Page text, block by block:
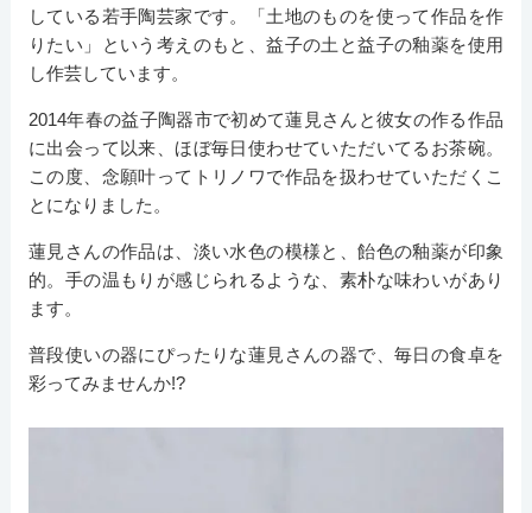
している若手陶芸家です。「土地のものを使って作品を作
りたい」という考えのもと、益子の土と益子の釉薬を使用
し作芸しています。
2014年春の益子陶器市で初めて蓮見さんと彼女の作る作品
に出会って以来、ほぼ毎日使わせていただいてるお茶碗。
この度、念願叶ってトリノワで作品を扱わせていただくこ
とになりました。
蓮見さんの作品は、淡い水色の模様と、飴色の釉薬が印象
的。手の温もりが感じられるような、素朴な味わいがあり
ます。
普段使いの器にぴったりな蓮見さんの器で、毎日の食卓を
彩ってみませんか!?